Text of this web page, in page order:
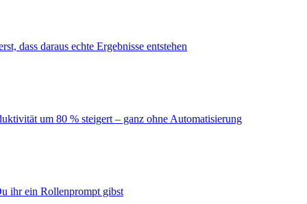
dass daraus echte Ergebnisse entstehen
um 80 % steigert – ganz ohne Automatisierung
ihr ein Rollenprompt gibst